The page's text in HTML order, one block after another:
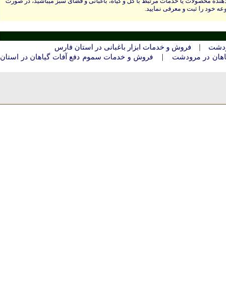
خود را ثبت و معرفی نمایید.
| فروش و خدمات ابزار باغبانی در استان فارس
در مرودشت | فروش و خدمات سموم دفع آفات گیاهان در استان